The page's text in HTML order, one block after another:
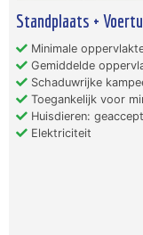
Standplaats +
Minimale
Gemiddelde
Schaduwrijke
Toegankelijk voor
Huisdieren:
Elektriciteit